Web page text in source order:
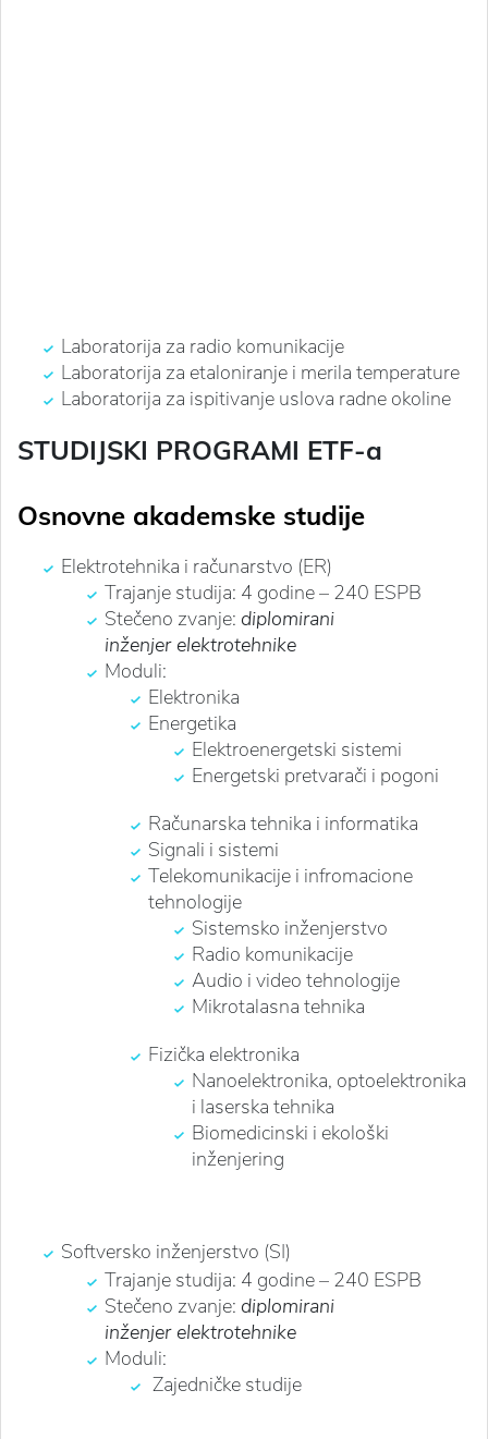
Laboratorija za radio komunikacije
Laboratorija za etaloniranje i merila temperature
Laboratorija za ispitivanje uslova radne okoline
STUDIJSKI PROGRAMI ETF-a
Osnovne akademske studije
Elektrotehnika i računarstvo (ER)
Trajanje studija: 4 godine – 240 ESPB
Stečeno zvanje: diplomirani
inženjer elektrotehnike
Moduli:
Elektronika
Energetika
Elektroenergetski sistemi
Energetski pretvarači i pogoni
Računarska tehnika i informatika
Signali i sistemi
Telekomunikacije i infromacione
tehnologije
Sistemsko inženjerstvo
Radio komunikacije
Audio i video tehnologije
Mikrotalasna tehnika
Fizička elektronika
Nanoelektronika, optoelektronika
i laserska tehnika
Biomedicinski i ekološki
inženjering
Softversko inženjerstvo (SI)
Trajanje studija: 4 godine – 240 ESPB
Stečeno zvanje: diplomirani
inženjer elektrotehnike
Moduli:
Zajedničke studije